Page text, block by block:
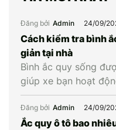
Đăng bởi Admin 24/09/
Cách kiểm tra bình
giản tại nhà
Bình ắc quy sống
giúp xe bạn hoạt
quy chết là khi bình
khả năng cung cấp
nào để biết được
Đăng bởi Admin 24/09/
Ắc quy ô tô bao